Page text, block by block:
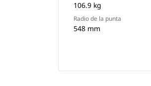
106.9 kg
Radio de la punta
548 mm